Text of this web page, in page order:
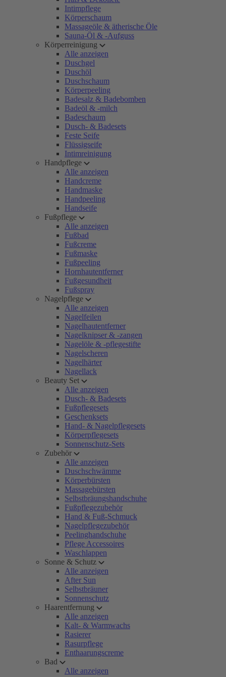
Intimpflege
Körperschaum
Massageöle & ätherische Öle
Sauna-Öl & -Aufguss
Körperreinigung
Alle anzeigen
Duschgel
Duschöl
Duschschaum
Körperpeeling
Badesalz & Badebomben
Badeöl & -milch
Badeschaum
Dusch- & Badesets
Feste Seife
Flüssigseife
Intimreinigung
Handpflege
Alle anzeigen
Handcreme
Handmaske
Handpeeling
Handseife
Fußpflege
Alle anzeigen
Fußbad
Fußcreme
Fußmaske
Fußpeeling
Hornhautentferner
Fußgesundheit
Fußspray
Nagelpflege
Alle anzeigen
Nagelfeilen
Nagelhautentferner
Nagelknipser & -zangen
Nagelöle & -pflegestifte
Nagelscheren
Nagelhärter
Nagellack
Beauty Set
Alle anzeigen
Dusch- & Badesets
Fußpflegesets
Geschenksets
Hand- & Nagelpflegesets
Körperpflegesets
Sonnenschutz-Sets
Zubehör
Alle anzeigen
Duschschwämme
Körperbürsten
Massagebürsten
Selbstbräungshandschuhe
Fußpflegezubehör
Hand & Fuß-Schmuck
Nagelpflegezubehör
Peelinghandschuhe
Pflege Accessoires
Waschlappen
Sonne & Schutz
Alle anzeigen
After Sun
Selbstbräuner
Sonnenschutz
Haarentfernung
Alle anzeigen
Kalt- & Warmwachs
Rasierer
Rasurpflege
Enthaarungscreme
Bad
Alle anzeigen